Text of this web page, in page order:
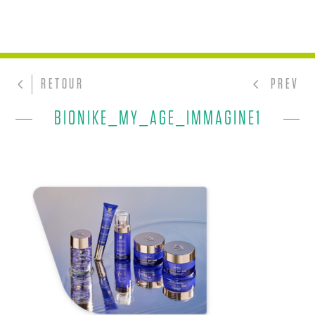
RETOUR PREV
BIONIKE_MY_AGE_IMMAGINE1